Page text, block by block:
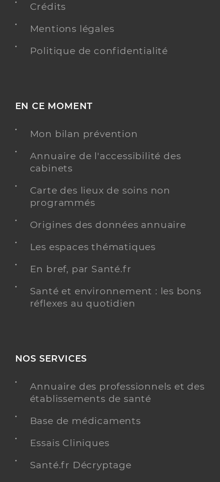
Crédits
Mentions légales
Politique de confidentialité
EN CE MOMENT
Mon bilan prévention
Annuaire de l'accessibilité des
cabinets
Carte des lieux de soins non
programmés
Origines des données annuaire
Les espaces thématiques
En bref, par Santé.fr
Santé et environnement : les bons
réflexes au quotidien
NOS SERVICES
Annuaire des professionnels et des
établissements de santé
Base de médicaments
Essais Cliniques
Santé.fr Décryptage